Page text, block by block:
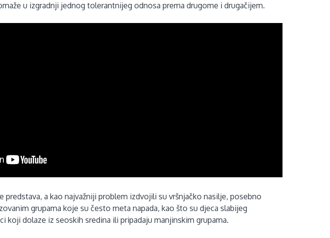
u izgradnji jednog tolerantnijeg odnosa prema drugome i drugačijem.
predstava, a kao najvažniji problem izdvojili su vršnjačko nasilje, posebno
grupama koje su često meta napada, kao što su djeca slabijeg
koji dolaze iz seoskih sredina ili pripadaju manjinskim grupama.